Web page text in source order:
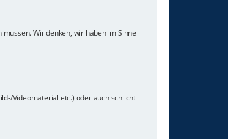
Wir denken, wir haben im Sinne
Videomaterial etc.) oder auch schlicht